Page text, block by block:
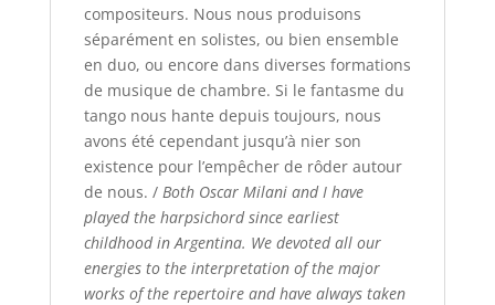
compositeurs. Nous nous produisons
séparément en solistes, ou bien ensemble
en duo, ou encore dans diverses formations
de musique de chambre. Si le fantasme du
tango nous hante depuis toujours, nous
avons été cependant jusqu’à nier son
existence pour l’empêcher de rôder autour
de nous. / Both Oscar Milani and I have
played the harpsichord since earliest
childhood in Argentina. We devoted all our
energies to the interpretation of the major
works of the repertoire and have always taken